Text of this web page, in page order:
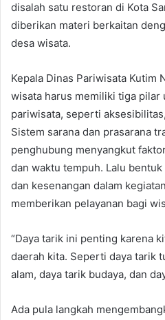
disalah satu restoran di Kota
diberikan materi berkaitan
desa wisata.
Kepala Dinas Pariwisata Kutim
wisata harus memiliki tiga pilar
pariwisata, seperti
Sistem sarana dan prasarana
penghubung menyangkut
dan waktu tempuh. Lalu
dan kesenangan dalam
memberikan pelayanan bagi
“Daya tarik ini penting karena
daerah kita. Seperti daya tarik
alam, daya tarik budaya, dan
Ada pula langkah